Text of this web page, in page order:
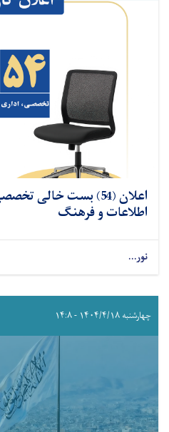
اعلان (54) بست خالی
اطلاعات و فرهنگ
نور...
چهارشنبه ۱۴۰۴/۴/۱۸ - ۱۴:۸